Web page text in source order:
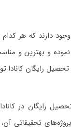
وجود دارند که هر
و بهترین و
رایگان کانادا
رایگان در
تحقیقاتی